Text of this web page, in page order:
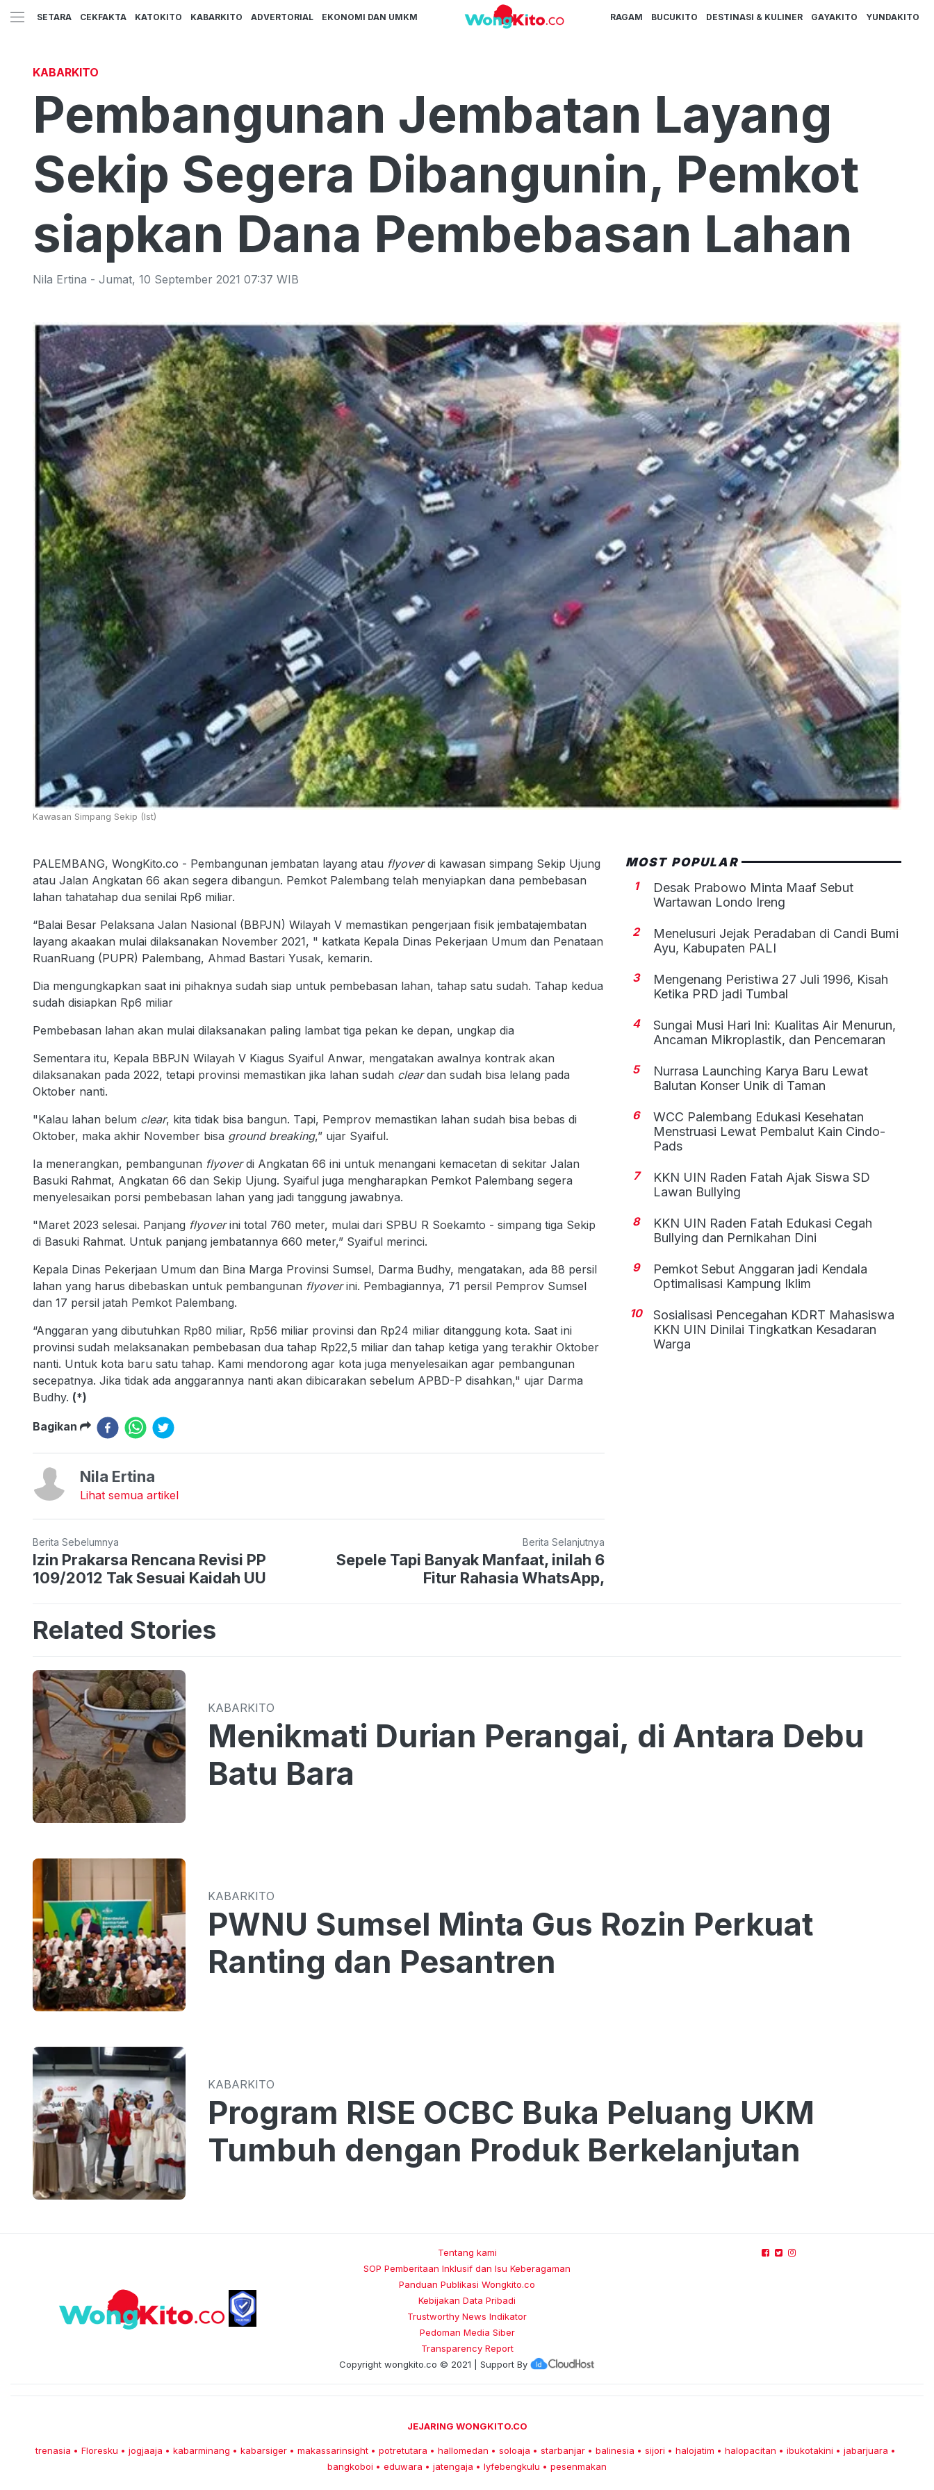
SETARA CEKFAKTA KATOKITO KABARKITO ADVERTORIAL EKONOMI DAN UMKM RAGAM BUCUKITO DESTINASI & KULINER GAYAKITO YUNDAKITO
KABARKITO
Pembangunan Jembatan Layang
Sekip Segera Dibangunin, Pemkot
siapkan Dana Pembebasan Lahan
Nila Ertina - Jumat, 10 September 2021 07:37 WIB
Kawasan Simpang Sekip (Ist)
PALEMBANG, WongKito.co - Pembangunan jembatan layang atau flyoverdi kawasan simpang Sekip Ujung
atau Jalan Angkatan 66 akan segera dibangun. Pemkot Palembang telah menyiapkan dana pembebasan
lahan tahatahap dua senilai Rp6 miliar.
“Balai Besar Pelaksana Jalan Nasional (BBPJN) Wilayah V memastikan pengerjaan fisik jembatajembatan
layang akaakan mulai dilaksanakan November 2021, " katkata Kepala Dinas Pekerjaan Umum dan Penataan
RuanRuang (PUPR) Palembang, Ahmad Bastari Yusak, kemarin.
Dia mengungkapkan saat ini pihaknya sudah siap untuk pembebasan lahan, tahap satu sudah. Tahap kedua
sudah disiapkan Rp6 miliar
Pembebasan lahan akan mulai dilaksanakan paling lambat tiga pekan ke depan, ungkap dia
Sementara itu, Kepala BBPJN Wilayah V Kiagus Syaiful Anwar, mengatakan awalnya kontrak akan
dilaksanakan pada 2022, tetapi provinsi memastikan jika lahan sudah cleardan sudah bisa lelang pada
Oktober nanti.
"Kalau lahan belum clear, kita tidak bisa bangun. Tapi, Pemprov memastikan lahan sudah bisa bebas di
Oktober, maka akhir November bisa ground breaking,” ujar Syaiful.
Ia menerangkan, pembangunan flyoverdi Angkatan 66 ini untuk menangani kemacetan di sekitar Jalan
Basuki Rahmat, Angkatan 66 dan Sekip Ujung. Syaiful juga mengharapkan Pemkot Palembang segera
menyelesaikan porsi pembebasan lahan yang jadi tanggung jawabnya.
"Maret 2023 selesai. Panjang flyoverini total 760 meter, mulai dari SPBU R Soekamto - simpang tiga Sekip
di Basuki Rahmat. Untuk panjang jembatannya 660 meter,” Syaiful merinci.
Kepala Dinas Pekerjaan Umum dan Bina Marga Provinsi Sumsel, Darma Budhy, mengatakan, ada 88 persil
lahan yang harus dibebaskan untuk pembangunan flyoverini. Pembagiannya, 71 persil Pemprov Sumsel
dan 17 persil jatah Pemkot Palembang.
“Anggaran yang dibutuhkan Rp80 miliar, Rp56 miliar provinsi dan Rp24 miliar ditanggung kota. Saat ini
provinsi sudah melaksanakan pembebasan dua tahap Rp22,5 miliar dan tahap ketiga yang terakhir Oktober
nanti. Untuk kota baru satu tahap. Kami mendorong agar kota juga menyelesaikan agar pembangunan
secepatnya. Jika tidak ada anggarannya nanti akan dibicarakan sebelum APBD-P disahkan," ujar Darma
Budhy. (*)
Bagikan
Nila Ertina
Lihat semua artikel
Berita Sebelumnya
Izin Prakarsa Rencana Revisi PP
109/2012 Tak Sesuai Kaidah UU
Berita Selanjutnya
Sepele Tapi Banyak Manfaat, inilah 6
Fitur Rahasia WhatsApp,
MOST POPULAR
1
Desak Prabowo Minta Maaf Sebut
Wartawan Londo Ireng
2
Menelusuri Jejak Peradaban di Candi Bumi
Ayu, Kabupaten PALI
3
Mengenang Peristiwa 27 Juli 1996, Kisah
Ketika PRD jadi Tumbal
4
Sungai Musi Hari Ini: Kualitas Air Menurun,
Ancaman Mikroplastik, dan Pencemaran
5
Nurrasa Launching Karya Baru Lewat
Balutan Konser Unik di Taman
6
WCC Palembang Edukasi Kesehatan
Menstruasi Lewat Pembalut Kain Cindo-
Pads
7
KKN UIN Raden Fatah Ajak Siswa SD
Lawan Bullying
8
KKN UIN Raden Fatah Edukasi Cegah
Bullying dan Pernikahan Dini
9
Pemkot Sebut Anggaran jadi Kendala
Optimalisasi Kampung Iklim
10
Sosialisasi Pencegahan KDRT Mahasiswa
KKN UIN Dinilai Tingkatkan Kesadaran
Warga
Related Stories
KABARKITO
Menikmati Durian Perangai, di Antara Debu
Batu Bara
KABARKITO
PWNU Sumsel Minta Gus Rozin Perkuat
Ranting dan Pesantren
KABARKITO
Program RISE OCBC Buka Peluang UKM
Tumbuh dengan Produk Berkelanjutan
Tentang kami
SOP Pemberitaan Inklusif dan Isu Keberagaman
Panduan Publikasi Wongkito.co
Kebijakan Data Pribadi
Trustworthy News Indikator
Pedoman Media Siber
Transparency Report
Copyright wongkito.co © 2021 | Support By
JEJARING WONGKITO.CO
trenasia • Floresku • jogjaaja • kabarminang • kabarsiger • makassarinsight • potretutara • hallomedan • soloaja • starbanjar • balinesia • sijori • halojatim • halopacitan • ibukotakini • jabarjuara •
bangkoboi • eduwara • jatengaja • lyfebengkulu • pesenmakan